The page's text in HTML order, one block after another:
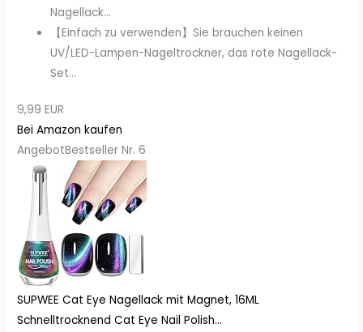
Nagellack...
【Einfach zu verwenden】Sie brauchen keinen
UV/LED-Lampen-Nageltrockner, das rote Nagellack-
Set...
9,99 EUR
Bei Amazon kaufen
AngebotBestseller Nr. 6
SUPWEE Cat Eye Nagellack mit Magnet, 16ML
Schnelltrocknend Cat Eye Nail Polish...